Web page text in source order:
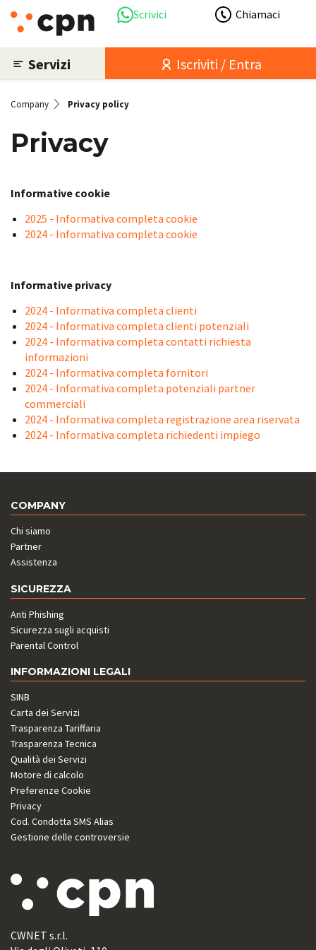
Scrivici Chiamaci
Servizi Iscriviti / Entra
Company Privacy policy
Privacy
Informative cookie
2025 - Informativa completa cookie
2024 - Informativa completa cookie
Informative privacy
2024 - Informativa completa clienti
2024 - Informativa completa clienti potenziali
2024 - Informativa completa contatti richiesta
informazioni
2024 - Informativa completa fornitori
2024 - Informativa completa potenziali partner
commerciali
2024 - Informativa completa registrazione area riservata
2024 - Informativa completa richiedenti impiego
COMPANY
Chi siamo
Partner
Assistenza
SICUREZZA
Anti Phishing
Sicurezza sugli acquisti
Parental Control
INFORMAZIONI LEGALI
SINB
Carta dei Servizi
Trasparenza Tariffaria
Trasparenza Tecnica
Qualità dei Servizi
Motore di calcolo
Preferenze Cookie
Privacy
Cod. Condotta SMS Alias
Gestione delle controversie
CWNET s.r.l.